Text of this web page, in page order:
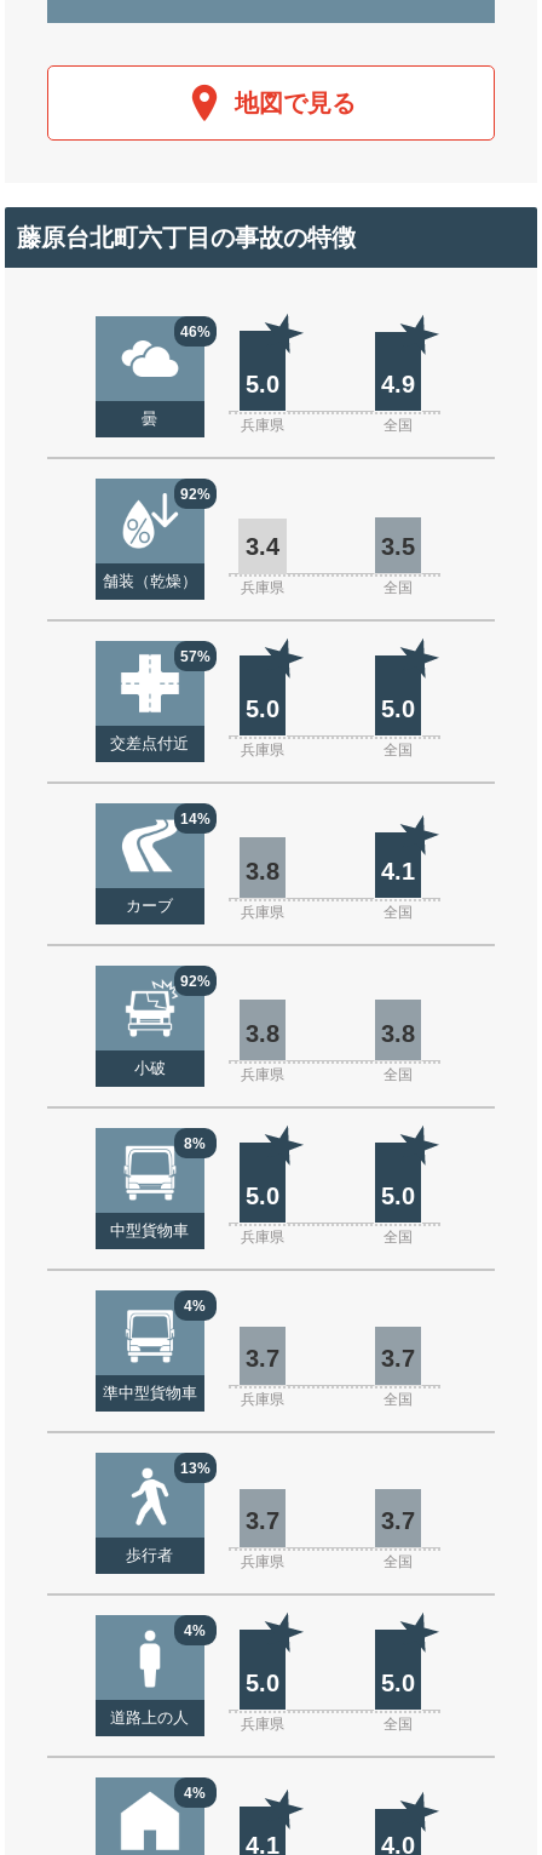
地図で見る
藤原台北町六丁目の事故の特徴
46%
曇
5.0 4.9
兵庫県 全国
92%
舗装（乾燥）
3.4 3.5
兵庫県 全国
57%
交差点付近
5.0 5.0
兵庫県 全国
14%
カーブ
3.8 4.1
兵庫県 全国
92%
小破
3.8 3.8
兵庫県 全国
8%
中型貨物車
5.0 5.0
兵庫県 全国
4%
準中型貨物車
3.7 3.7
兵庫県 全国
13%
歩行者
3.7 3.7
兵庫県 全国
4%
道路上の人
5.0 5.0
兵庫県 全国
4%
4.1 4.0